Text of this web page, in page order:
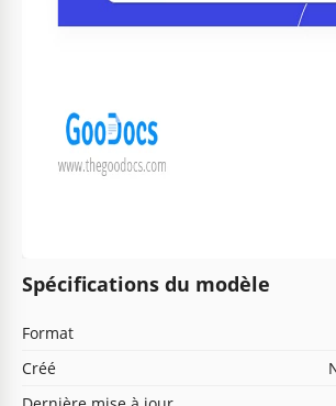
Spécifications du modèle
Format
Créé